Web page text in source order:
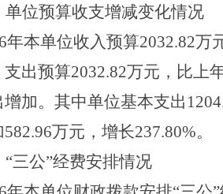
单位预算收支增减变化情况
年本单位收入预算2032.82万
支出预算2032.82万元，比上
加。 其中单位基本支出
582.96万元，增长237.80%。
“三公”经费安排情况